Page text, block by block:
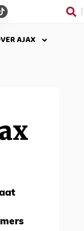
AJAX